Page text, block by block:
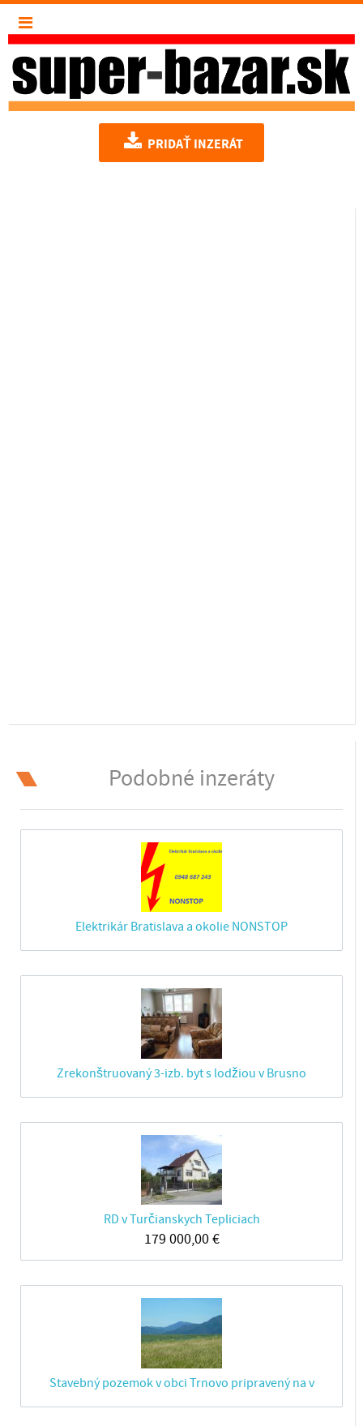
PRIDAŤ INZERÁT
Podobné inzeráty
Elektrikár Bratislava a okolie NONSTOP
Zrekonštruovaný 3-izb. byt s lodžiou v Brusno
RD v Turčianskych Tepliciach
179 000,00€
Stavebný pozemok v obci Trnovo pripravený na v